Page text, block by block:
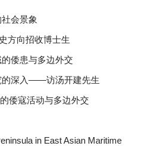
会景象
方向招收博士生
倭患与多边外交
的深入——访汤开建先生
倭寇活动与多边外交
in East Asian Maritime